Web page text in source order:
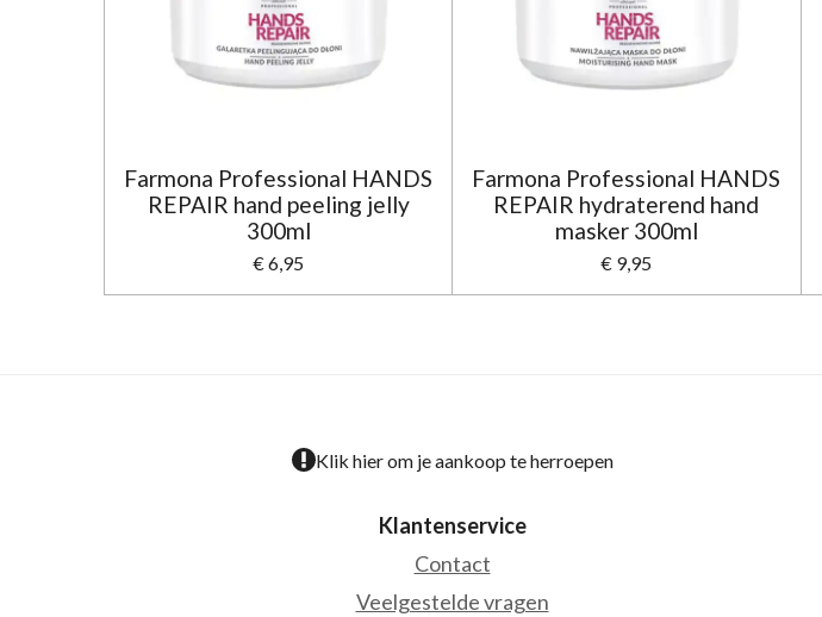
Farmona Professional HANDS
REPAIR hand peeling jelly
300ml
€ 6,95
Farmona Professional HANDS
REPAIR hydraterend hand
masker 300ml
€ 9,95
Klik hier om je aankoop te herroepen
Klantenservice
Contact
Veelgestelde vragen